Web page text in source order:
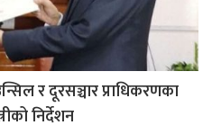
र दूरसञ्चार प्राधिकरणका
निर्देशन